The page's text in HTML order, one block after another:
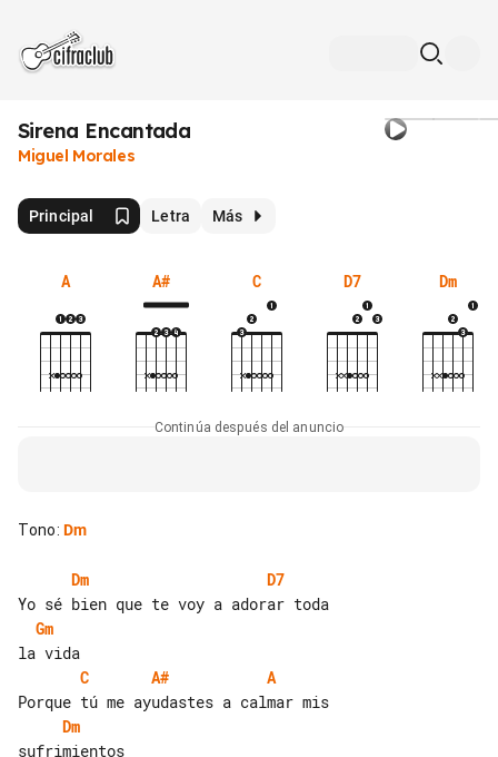
Sirena Encantada
Miguel Morales
Principal Letra Más
A A# C D7 Dm
Continúa después del anuncio
Tono: Dm
Dm
D7
Gm
C
A#
A
Dm